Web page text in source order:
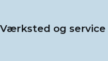
Værksted og service